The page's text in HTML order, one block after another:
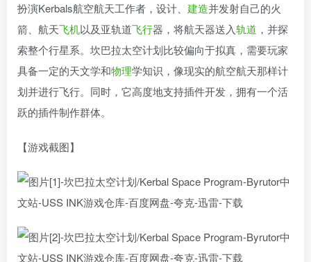
扮演Kerbals航空航天工作者，设计、 建造并发射自己的火
箭、航天飞机以及亚轨道飞行器，将航天器送入轨道 ，并探
索整个行星系。坎巴拉太空计划比较偏向于拟真，需要玩家
具备一定的天文学和物理学知识，像现实的航空航天那样计
划并进行飞行。同时，它高度地支持插件开发，拥有一个活
跃的插件制作群体。
【游戏截图】